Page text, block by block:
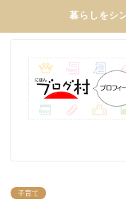
暮らしをシ
子育て